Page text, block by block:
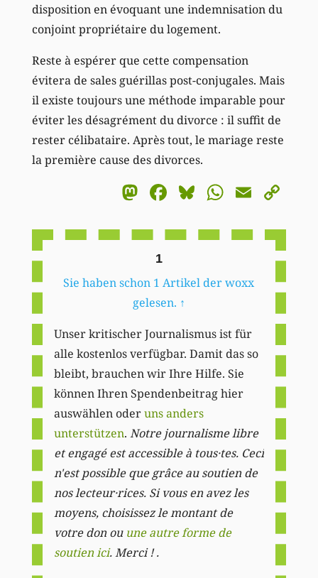
disposition en évoquant une indemnisation du
conjoint propriétaire du logement.
Reste à espérer que cette compensation
évitera de sales guérillas post-conjugales. Mais
il existe toujours une méthode imparable pour
éviter les désagrément du divorce : il suffit de
rester célibataire. Après tout, le mariage reste
la première cause des divorces.
Mastodon
Facebook
BlueskyEmail
1
Sie haben schon 1 Artikel der woxx
gelesen. ↑
Unser kritischer Journalismus ist für
alle kostenlos verfügbar. Damit das so
bleibt, brauchen wir Ihre Hilfe. Sie
können Ihren Spendenbeitrag hier
auswählen oderuns anders
unterstützen. Notre journalisme libre
et engagé est accessible à tous·tes. Ceci
n'est possible que grâce au soutien de
nos lecteur·rices. Si vous en avez les
moyens, choisissez le montant de
votre don ou une autre forme de
soutien ici. Merci ! .